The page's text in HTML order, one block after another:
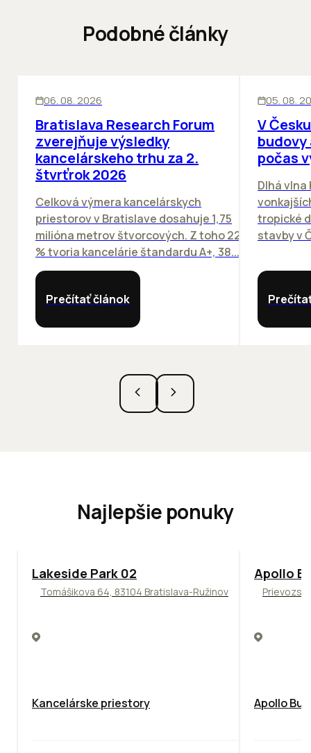
Podobné články
06. 08. 2026
Bratislava Research Forum
zverejňuje výsledky
kancelárskeho trhu za 2.
štvrťrok 2026
Celková výmera kancelárskych
priestorov v Bratislave dosahuje 1,75
milióna metrov štvorcových. Z toho 22
% tvoria kancelárie štandardu A+, 38...
Prečítať článok
05. 08.
V
počas
Dlhá
tropické
stavby v
Najlepšie ponuky
ODPORÚČAME
Lakeside Park 02
Tomášikova 64, 83104 Bratislava-Ružinov
Kancelárske priestory
TOP
Apollo
Apollo